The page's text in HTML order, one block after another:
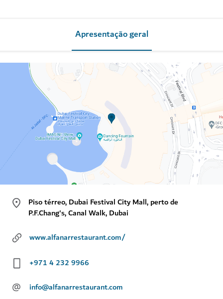
Apresentação geral
Piso térreo, Dubai Festival City Mall, perto de
P.F.Chang's, Canal Walk, Dubai
www.alfanarrestaurant.com/
+971 4 232 9966
@ info@alfanarrestaurant.com